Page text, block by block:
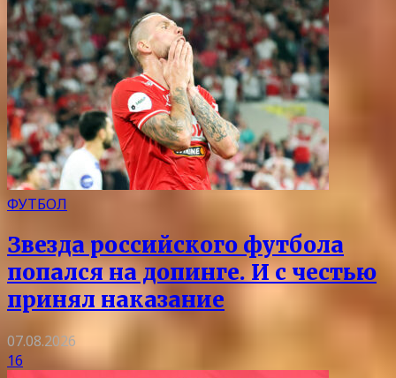
ФУТБОЛ
Звезда российского футбола
попался на допинге. И с честью
принял наказание
07.08.2026
16